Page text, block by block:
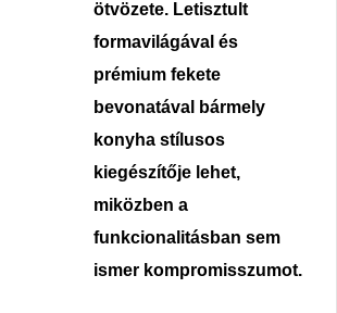
ötvözete. Letisztult
formavilágával és
prémium fekete
bevonatával bármely
konyha stílusos
kiegészítője lehet,
miközben a
funkcionalitásban sem
ismer kompromisszumot.